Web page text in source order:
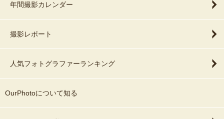
https://youtube.com/shorts/z-U7natsgw4?feature=share
撮影日の前日：撮影料金の50％
撮影日の当日：撮影料金の100％
皆さまの大切な一日を、心を込めて撮影いたします。
年間撮影カレンダー
撮影レポート
人気フォトグラファーランキング
OurPhotoについて知る